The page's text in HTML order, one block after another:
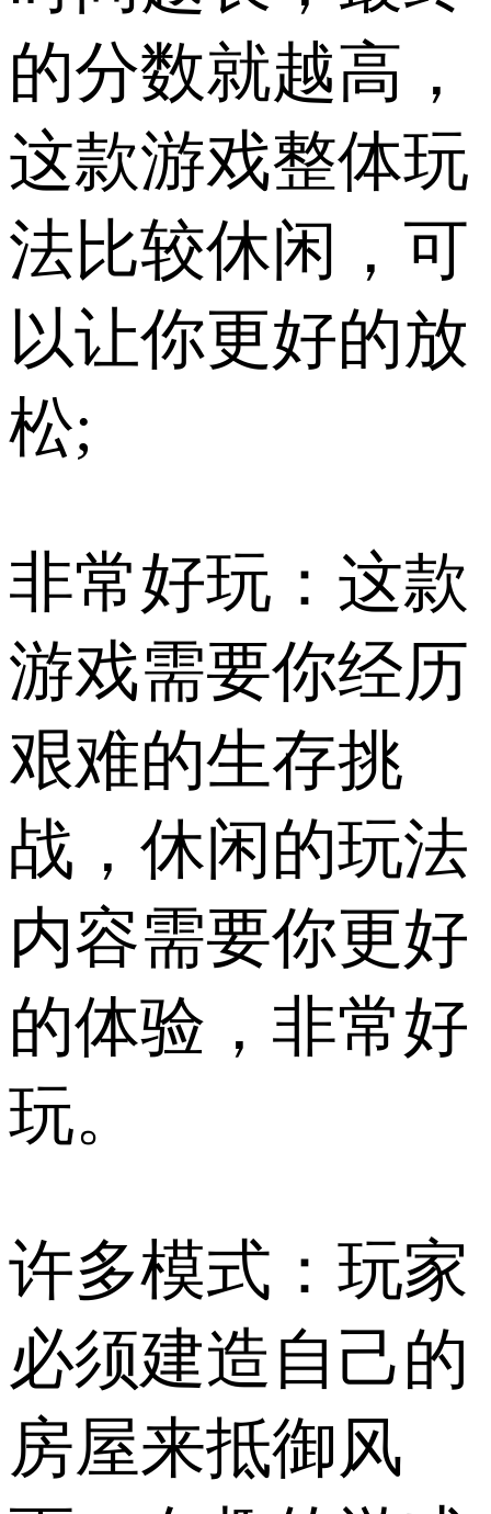
的分数就越高，
这款游戏整体玩
法比较休闲，可
以让你更好的放
松;
非常好玩：这款
游戏需要你经历
艰难的生存挑
战，休闲的玩法
内容需要你更好
的体验，非常好
玩。
许多模式：玩家
必须建造自己的
房屋来抵御风